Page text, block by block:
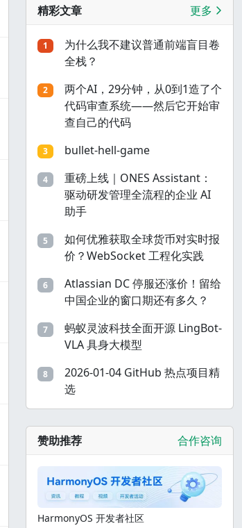
精彩文章 更多
1
为什么我不建议普通前端盲目卷
全栈？
2
两个AI，29分钟，从0到1造了个
代码审查系统——然后它开始审
查自己的代码
3 bullet-hell-game
4
重磅上线｜ONES Assistant：
驱动研发管理全流程的企业 AI
助手
5
如何优雅获取全球货币对实时报
价？WebSocket 工程化实践
6
Atlassian DC 停服还涨价！留给
中国企业的窗口期还有多久？
7
蚂蚁灵波科技全面开源 LingBot-
VLA 具身大模型
8
2026-01-04 GitHub 热点项目精
选
赞助推荐 合作咨询
HarmonyOS 开发者社区